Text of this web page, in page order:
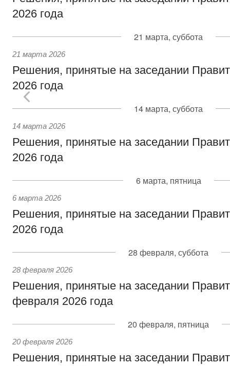
2026 года
21 марта, суббота
21 марта 2026
Решения, принятые на заседании
2026 года
14 марта, суббота
14 марта 2026
Решения, принятые на заседании
2026 года
6 марта, пятница
6 марта 2026
Решения, принятые на заседании
2026 года
28 февраля, суббота
28 февраля 2026
Решения, принятые на заседании
февраля 2026 года
20 февраля, пятница
20 февраля 2026
Решения, принятые на заседании